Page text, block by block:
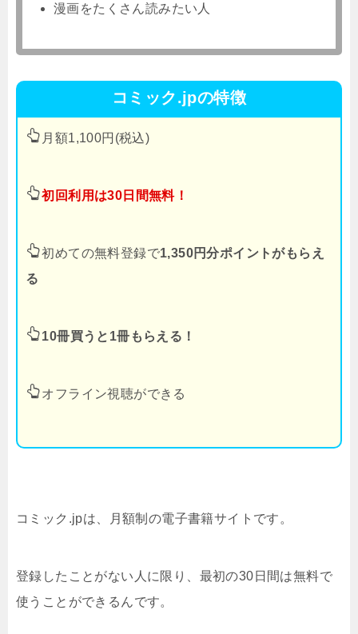
漫画をたくさん読みたい人
コミック.jpの特徴
月額1,100円(税込)
初回利用は30日間無料！
初めての無料登録で1,350円分ポイントがもらえ
る
10冊買うと1冊もらえる！
オフライン視聴ができる
コミック.jpは、月額制の電子書籍サイトです。
登録したことがない人に限り、最初の30日間は無料で
使うことができるんです。